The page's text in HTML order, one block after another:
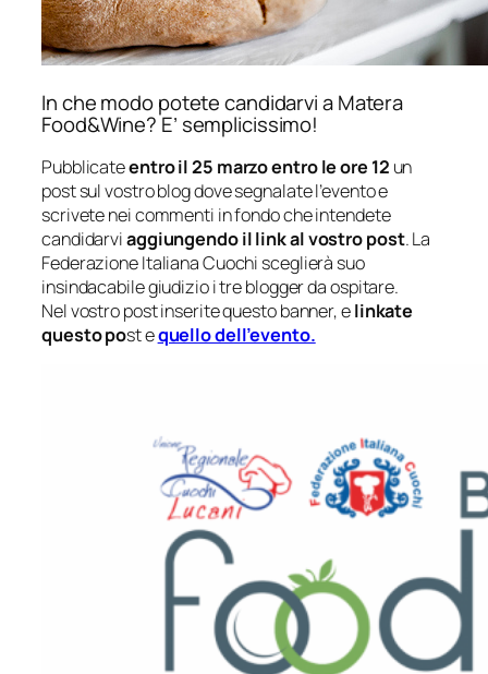
In che modo potete candidarvi a Matera
Food&Wine? E’ semplicissimo!
Pubblicateentro il 25 marzoentro le ore 12 un
post sul vostro blog dove segnalate l’evento e
scrivete nei commenti in fondo che intendete
candidarviaggiungendo il link al vostro post. La
Federazione Italiana Cuochi sceglierà suo
insindacabile giudizio i tre blogger da ospitare.
Nel vostro post inserite questo banner, elinkate
questo post equello dell’evento.